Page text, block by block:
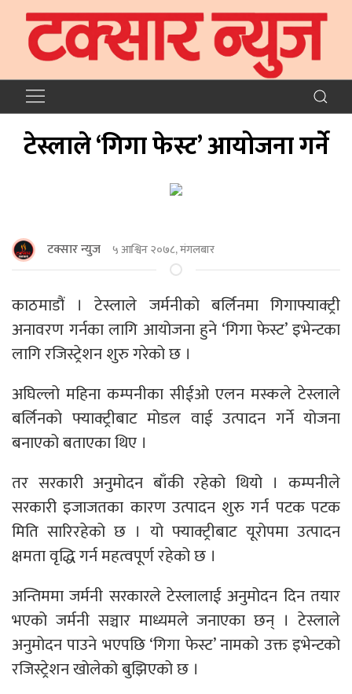
टेस्लाले ‘गिगा फेस्ट’ आयोजना गर्ने
टक्सार न्युज ५ आश्विन २०७८, मंगलबार
काठमाडौं । टेस्लाले जर्मनीको बर्लिनमा गिगाफ्याक्ट्री
अनावरण गर्नका लागि आयोजना हुने ‘गिगा फेस्ट’ इभेन्टका
लागि रजिस्ट्रेशन शुरु गरेको छ ।
अघिल्लो महिना कम्पनीका सीईओ एलन मस्कले टेस्लाले
बर्लिनको फ्याक्ट्रीबाट मोडल वाई उत्पादन गर्ने योजना
बनाएको बताएका थिए ।
तर सरकारी अनुमोदन बाँकी रहेको थियो । कम्पनीले
सरकारी इजाजतका कारण उत्पादन शुरु गर्न पटक पटक
मिति सारिरहेको छ । यो फ्याक्ट्रीबाट यूरोपमा उत्पादन
क्षमता वृद्धि गर्न महत्वपूर्ण रहेको छ ।
अन्तिममा जर्मनी सरकारले टेस्लालाई अनुमोदन दिन तयार
भएको जर्मनी सञ्चार माध्यमले जनाएका छन् । टेस्लाले
अनुमोदन पाउने भएपछि ‘गिगा फेस्ट’ नामको उक्त इभेन्टको
रजिस्ट्रेशन खोलेको बुझिएको छ ।